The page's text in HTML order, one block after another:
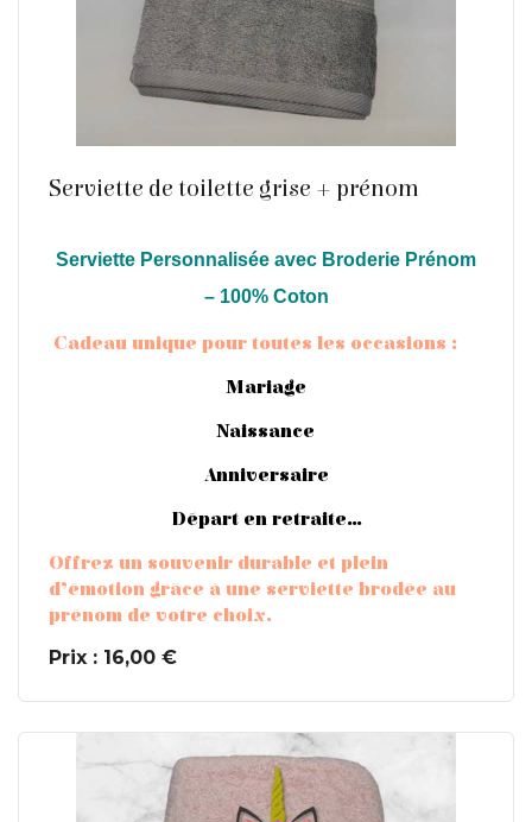
Serviette de toilette grise + prénom
Serviette Personnalisée avec Broderie Prénom
– 100% Coton
Cadeau unique pour toutes les occasions :
Mariage
Naissance
Anniversaire
Départ en retraite…
Offrez un souvenir durable et plein
d’émotion grâce à une serviette brodée au
prénom de votre choix.
Prix : 16,00 €
En savoir plus